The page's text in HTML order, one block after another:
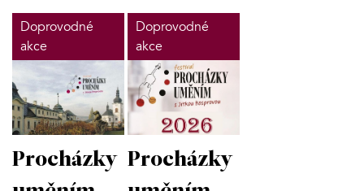
Doprovodné
akce
Procházky
Doprovodné
akce
Procházky